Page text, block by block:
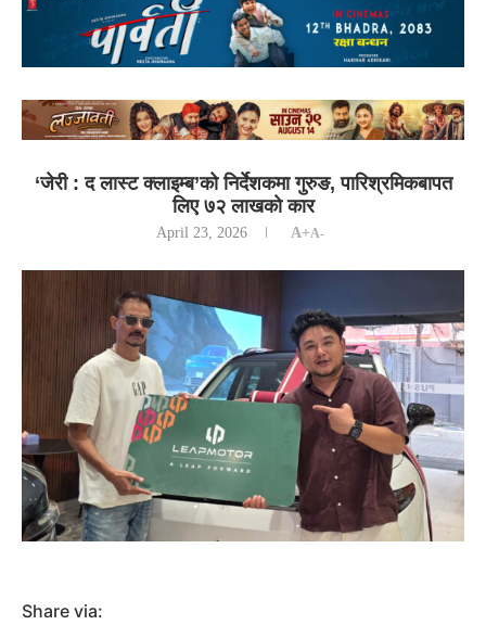
‘जेरी : द लास्ट क्लाइम्ब’को निर्देशकमा गुरुङ, पारिश्रमिकबापत
लिए ७२ लाखकाे कार
April 23, 2026 A+A-
Share via: